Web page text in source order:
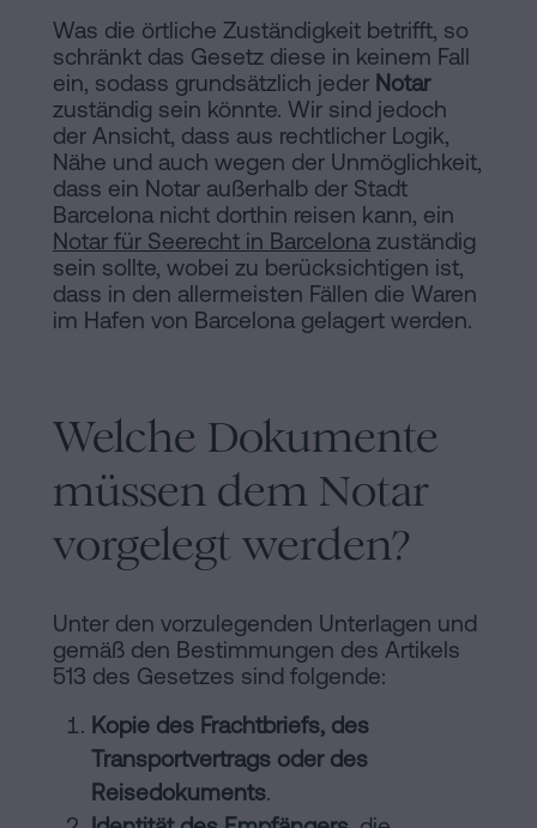
Was die örtliche Zuständigkeit betrifft, so
schränkt das Gesetz diese in keinem Fall
ein, sodass grundsätzlich jeder Notar
zuständig sein könnte. Wir sind jedoch
der Ansicht, dass aus rechtlicher Logik,
Nähe und auch wegen der Unmöglichkeit,
dass ein Notar außerhalb der Stadt
Barcelona nicht dorthin reisen kann, ein
Notar für Seerecht in Barcelona zuständig
sein sollte, wobei zu berücksichtigen ist,
dass in den allermeisten Fällen die Waren
im Hafen von Barcelona gelagert werden.
Welche Dokumente
müssen dem Notar
vorgelegt werden?
Unter den vorzulegenden Unterlagen und
gemäß den Bestimmungen des Artikels
513 des Gesetzes sind folgende:
Kopie des Frachtbriefs, des
Transportvertrags oder des
Reisedokuments.